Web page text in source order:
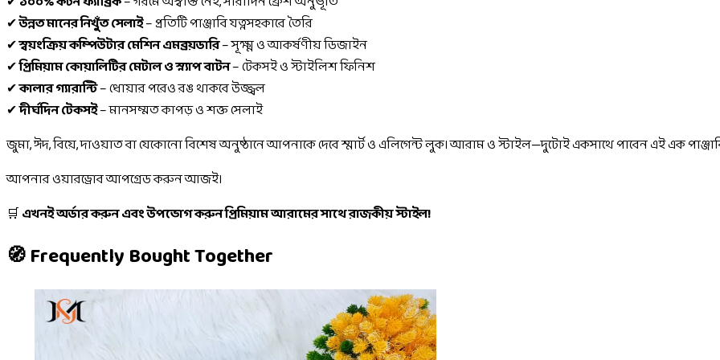
✔উন্নত মানের নিখুঁত সেলাই– প্রতিটি পাঞ্জাবি যত্নসহকারে তৈরি
✔স্বয়ংক্রিয় কম্পিউটার মেশিন এমব্রয়ডারি– সূক্ষ্ম ও আকর্ষণীয় ডিজাইন
✔প্রিমিয়াম কোয়ালিটির মেটাল ও স্ন্যাপ বাটন– টেকসই ও স্টাইলিশ ফিনিশ
✔কালার গ্যারান্টি– ধোয়ার পরেও রঙ থাকবে উজ্জ্বল
✔দীর্ঘদিন টেকসই– মানসম্মত কাপড় ও শক্ত সেলাই
জুমা, ঈদ, বিয়ে, দাওয়াত বা যেকোনো বিশেষ অনুষ্ঠানে আপনাকে দেবে স্মার্ট ও এলিগেন্ট লুক। আরাম ও স্টাইল—দুটোই একসাথে পাবেন এই এক
আপনার ওয়ারড্রোব আপগ্রেড করুন আজই।
🛒এখনই অর্ডার করুন এবং উপভোগ করুন প্রিমিয়াম আরামের সাথে রাজকীয় স্টাইল!
🧭 Frequently Bought Together